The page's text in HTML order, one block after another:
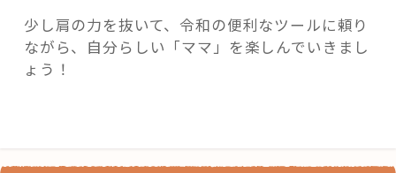
少し肩の力を抜いて、令和の便利なツールに頼り
ながら、自分らしい「ママ」を楽しんでいきまし
ょう！